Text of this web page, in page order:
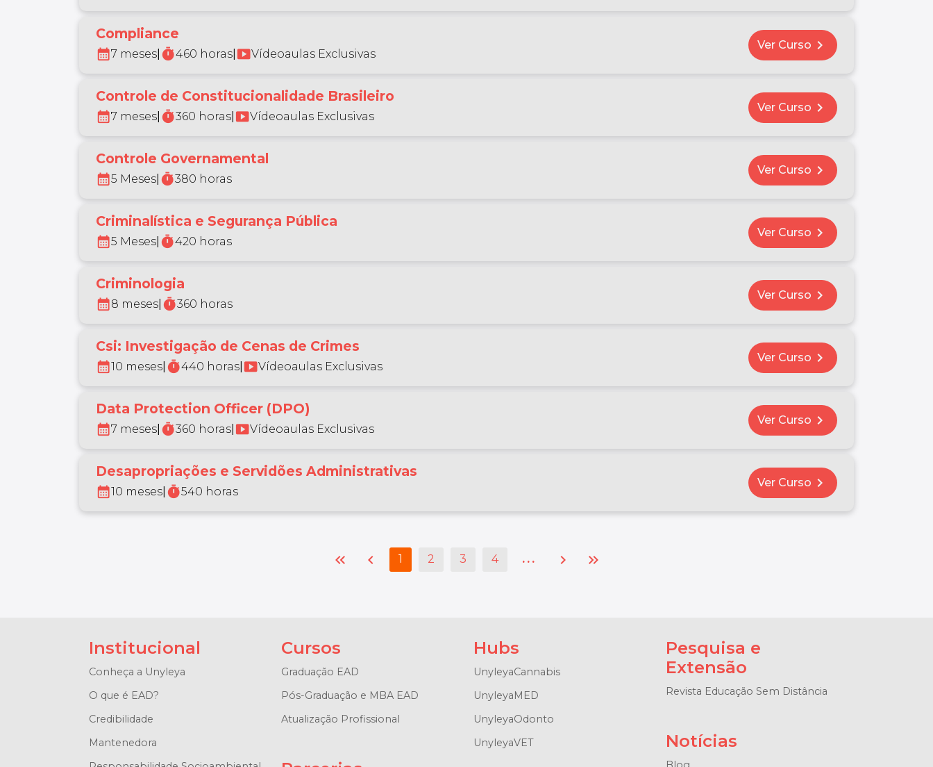
Compliance
calendar_month7 meses timer460 horas smart_displayVídeoaulas Exclusivas
Ver Curso chevron_right
Controle de Constitucionalidade Brasileiro
calendar_month7 meses timer360 horas smart_displayVídeoaulas Exclusivas
Ver Curso chevron_right
Controle Governamental
calendar_month5 Meses timer380 horas
Ver Curso chevron_right
Criminalística e Segurança Pública
calendar_month5 Meses timer420 horas
Ver Curso chevron_right
Criminologia
calendar_month8 meses timer360 horas
Ver Curso chevron_right
Csi: Investigação de Cenas de Crimes
calendar_month10 meses timer440 horas smart_displayVídeoaulas Exclusivas
Ver Curso chevron_right
Data Protection Officer (DPO)
calendar_month7 meses timer360 horas smart_displayVídeoaulas Exclusivas
Ver Curso chevron_right
Desapropriações e Servidões Administrativas
calendar_month10 meses timer540 horas
Ver Curso chevron_right
keyboard_double_arrow_left chevron_left 1 2 3 4 ... chevron_right keyboard_double_arrow_right
Institucional
Conheça a Unyleya
O que é EAD?
Credibilidade
Mantenedora
Cursos
Graduação EAD
Pós-Graduação e MBA EAD
Atualização Profissional
Hubs
UnyleyaCannabis
UnyleyaMED
UnyleyaOdonto
UnyleyaVET
Pesquisa e
Extensão
Revista Educação Sem Distância
Notícias